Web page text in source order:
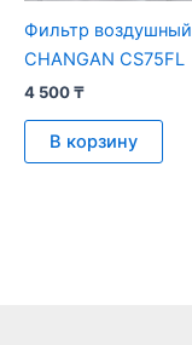
Фильтр воздушный
CHANGAN CS75FL
4 500₸
В корзину